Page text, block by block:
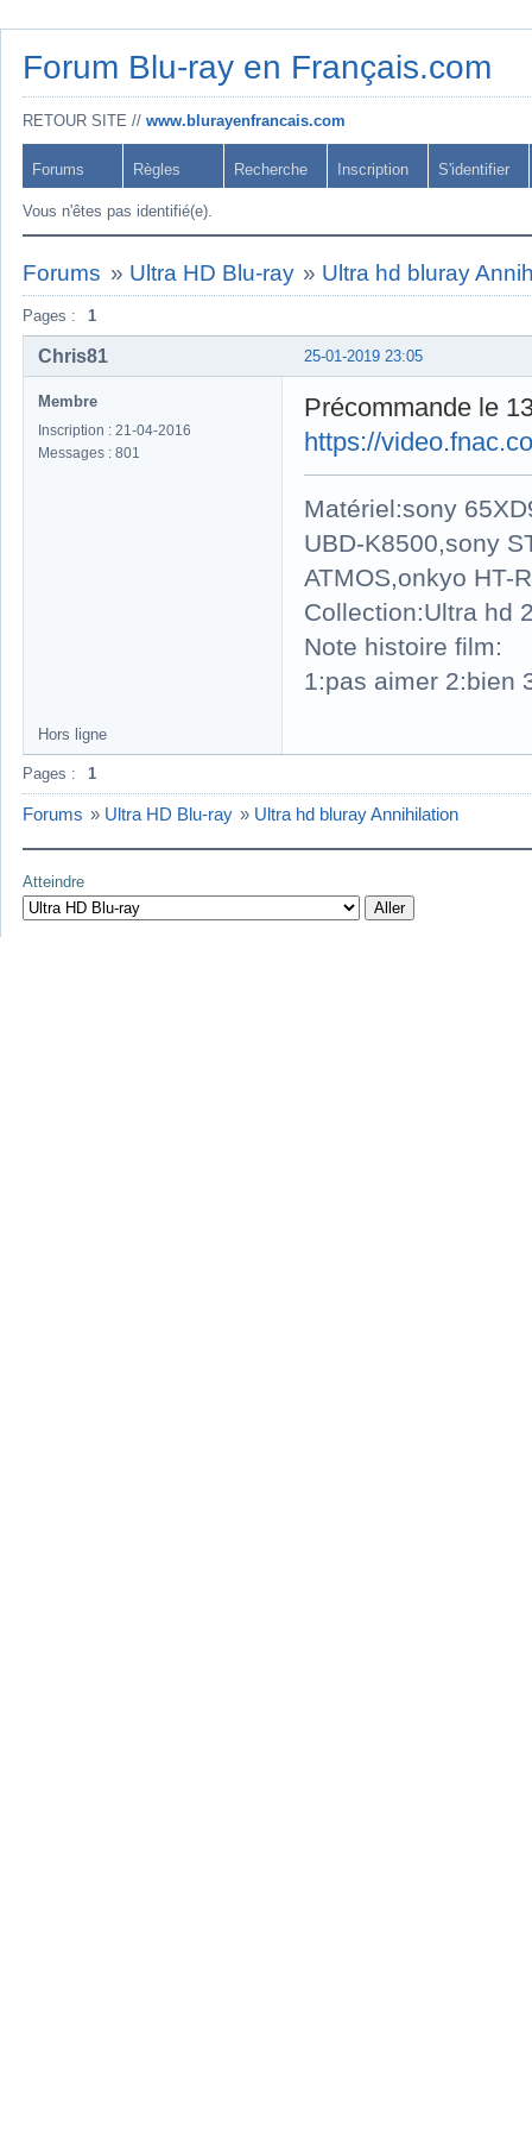
Forum Blu-ray en Français.com
RETOUR SITE // www.blurayenfrancais.com
Forums Règles Recherche Inscription S'identifier
Vous n'êtes pas identifié(e).
Forums » Ultra HD Blu-ray » Ultra hd bluray
Pages : 1
25-01-2019 23:05
Chris81
Membre
Inscription : 21-04-2016
Messages : 801
Précommande le
https://
Matériel:sony
UBD-K8500,sony
ATMOS,onkyo HT-
Collection:Ultra hd
Note histoire film:
1:pas aimer 2:bien
Hors ligne
Pages : 1
Forums » Ultra HD Blu-ray » Ultra hd bluray Annihilation
Atteindre